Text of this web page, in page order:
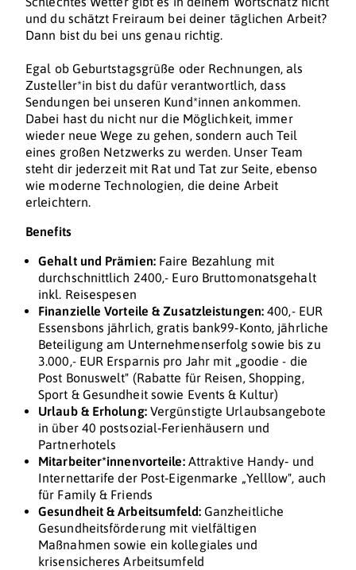
und du schätzt Freiraum bei deiner täglichen Arbeit?
Dann bist du bei uns genau richtig.
Egal ob Geburtstagsgrüße oder Rechnungen, als
Zusteller*in bist du dafür verantwortlich, dass
Sendungen bei unseren Kund*innen ankommen.
Dabei hast du nicht nur die Möglichkeit, immer
wieder neue Wege zu gehen, sondern auch Teil
eines großen Netzwerks zu werden. Unser Team
steht dir jederzeit mit Rat und Tat zur Seite, ebenso
wie moderne Technologien, die deine Arbeit
erleichtern.
Benefits
Gehalt und Prämien: Faire Bezahlung mit
durchschnittlich 2400,- Euro Bruttomonatsgehalt
inkl. Reisespesen
Finanzielle Vorteile & Zusatzleistungen: 400,- EUR
Essensbons jährlich, gratis bank99‑Konto, jährliche
Beteiligung am Unternehmenserfolg sowie bis zu
3.000,- EUR Ersparnis pro Jahr mit „goodie - die
Post Bonuswelt" (Rabatte für Reisen, Shopping,
Sport & Gesundheit sowie Events & Kultur)
Urlaub & Erholung:Vergünstigte Urlaubsangebote
in über 40 postsozial‑Ferienhäusern und
Partnerhotels
Mitarbeiter*innenvorteile: Attraktive Handy‑ und
Internettarife der Post‑Eigenmarke „Yelllow", auch
für Family & Friends
Gesundheit & Arbeitsumfeld:Ganzheitliche
Gesundheitsförderung mit vielfältigen
Maßnahmen sowie ein kollegiales und
krisensicheres Arbeitsumfeld